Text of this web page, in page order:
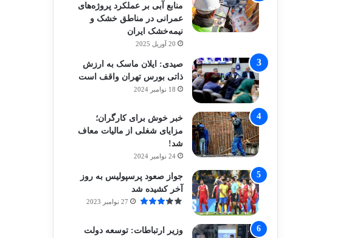
منابع آبی بر عملکرد پروژه‌های
عمرانی در مناطق خشک و
نیمه‌خشک ایران
20 آوریل 2025
صیدی: ایلان ماسک به ارزش
ذاتی بورس تهران واقف است
18 نوامبر 2024
خبر خوش برای کارگران؛
مزایای شغلی از مالیات معاف
شد!
24 نوامبر 2024
جواز صعود پرسپولیس به روز
آخر کشیده شد
27 نوامبر 2023
وزیر ارتباطات: توسعه دولت